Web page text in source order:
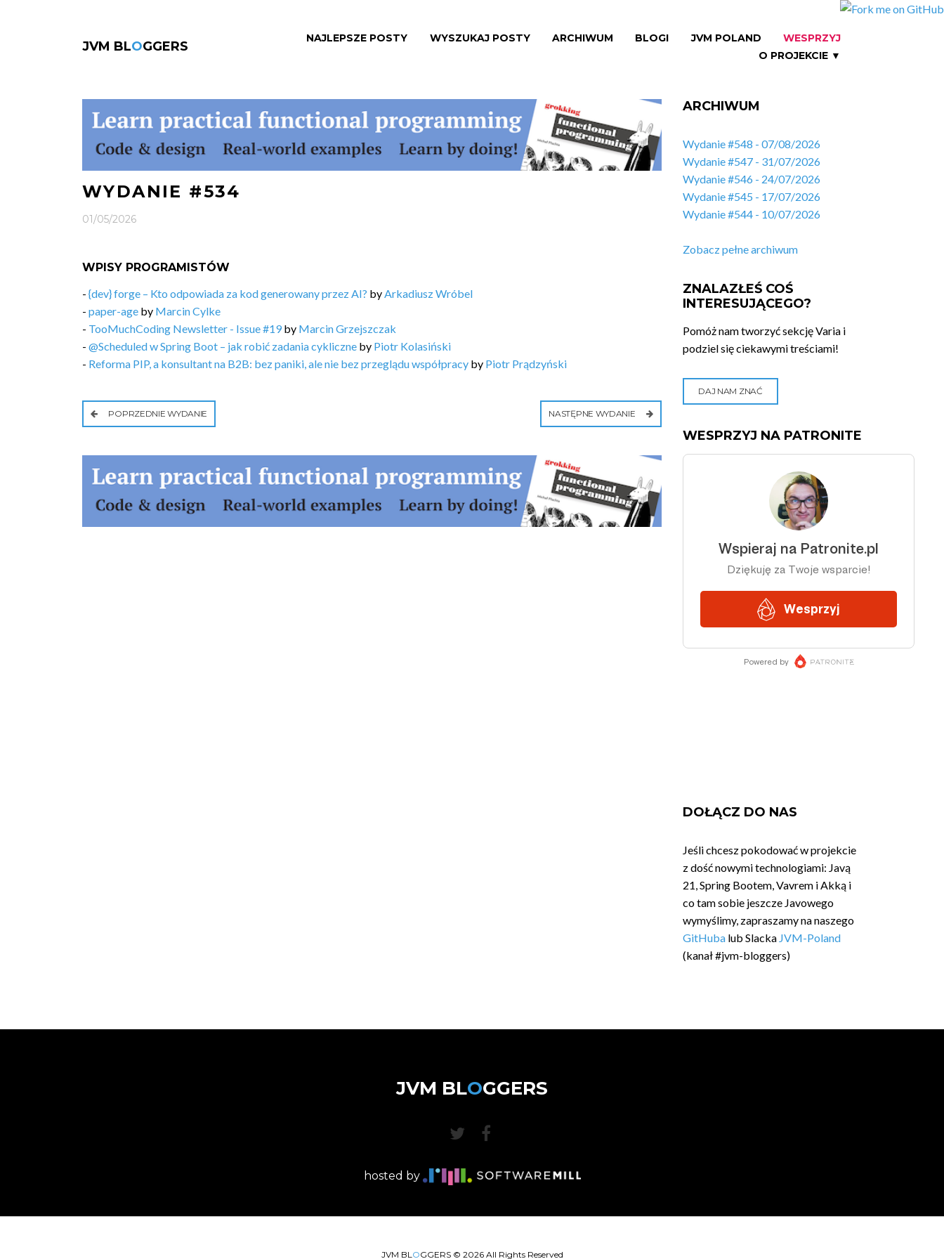
JVM BLOGGERS
NAJLEPSZE POSTY WYSZUKAJ POSTY ARCHIWUM BLOGI JVM POLAND
WESPRZYJ
O PROJEKCIE ▼
WYDANIE #534
01/05/2026
WPISY PROGRAMISTÓW
- {dev} forge – Kto odpowiada za kod generowany przez AI? byArkadiusz Wróbel
- paper-age by Marcin Cylke
- TooMuchCoding Newsletter - Issue #19 by Marcin Grzejszczak
- @Scheduled w Spring Boot – jak robić zadania cykliczne by Piotr Kolasiński
- Reforma PIP, a konsultant na B2B: bez paniki, ale nie bez przeglądu współpracy by Piotr Prądzyński
POPRZEDNIE WYDANIE NASTĘPNE WYDANIE
ARCHIWUM
Wydanie #548 - 07/08/2026
Wydanie #547 - 31/07/2026
Wydanie #546 - 24/07/2026
Wydanie #545 - 17/07/2026
Wydanie #544 - 10/07/2026
Zobacz pełne archiwum
ZNALAZŁEŚ COŚ
INTERESUJĄCEGO?
Pomóż nam tworzyć sekcję Varia i
podziel się ciekawymi treściami!
DAJ NAM ZNAĆ
WESPRZYJ NA PATRONITE
DOŁĄCZ DO NAS
Jeśli chcesz pokodować w projekcie
z dość nowymi technologiami: Javą
21, Spring Bootem, Vavrem i Akką i
co tam sobie jeszcze Javowego
wymyślimy, zapraszamy na naszego
GitHuba lub Slacka JVM-Poland
(kanał #jvm-bloggers)
JVM BLOGGERS
hosted by
JVM BLOGGERS © 2026All Rights Reserved